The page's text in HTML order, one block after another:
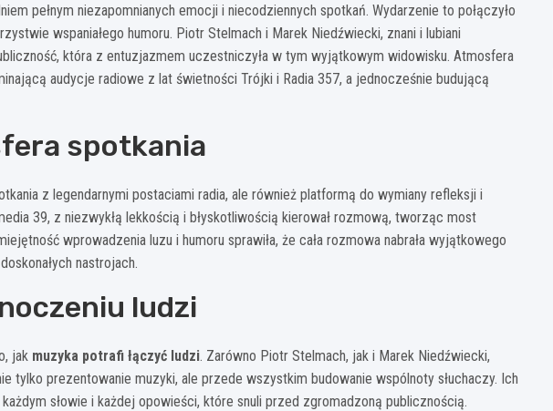
pełnym niezapomnianych emocji i niecodziennych spotkań. Wydarzenie to połączyło
wspaniałego humoru. Piotr Stelmach i Marek Niedźwiecki, znani i lubiani
która z entuzjazmem uczestniczyła w tym wyjątkowym widowisku. Atmosfera
audycje radiowe z lat świetności Trójki i Radia 357, a jednocześnie budującą
spotkania
z legendarnymi postaciami radia, ale również platformą do wymiany refleksji i
39, z niezwykłą lekkością i błyskotliwością kierował rozmową, tworząc most
wprowadzenia luzu i humoru sprawiła, że cała rozmowa nabrała wyjątkowego
nastrojach.
ludzi
jak muzyka potrafi łączyć ludzi. Zarówno Piotr Stelmach, jak i Marek Niedźwiecki,
tylko prezentowanie muzyki, ale przede wszystkim budowanie wspólnoty słuchaczy. Ich
słowie i każdej opowieści, które snuli przed zgromadzoną publicznością.